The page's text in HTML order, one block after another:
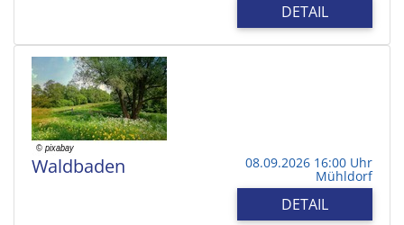
DETAIL
Waldbaden 08.09.2026 16:00 Uhr
Mühldorf
DETAIL